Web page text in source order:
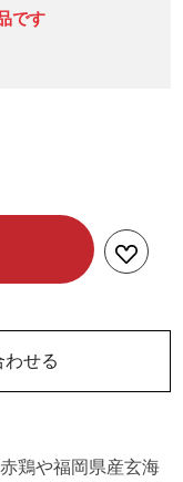
です
わせる
鶏や福岡県産玄海